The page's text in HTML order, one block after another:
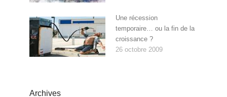
Une récession
temporaire… ou la fin de la
croissance ?
26 octobre 2009
Archives